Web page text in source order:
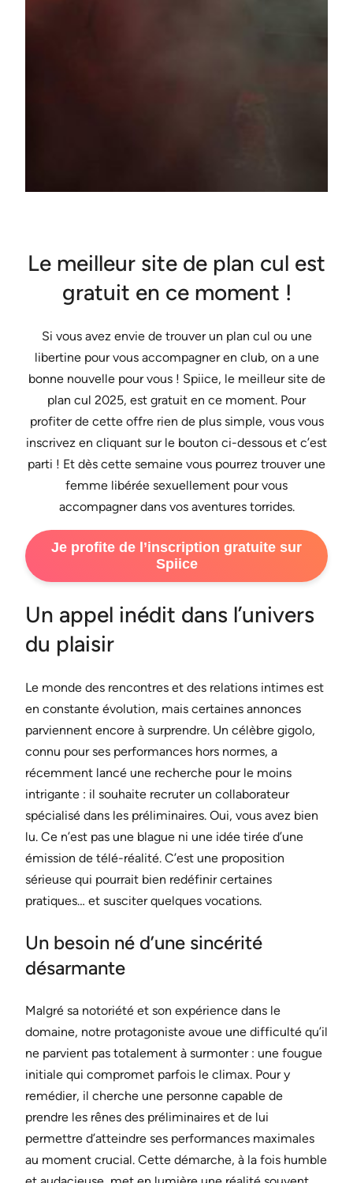
Le meilleur site de plan cul est
gratuit en ce moment !
Si vous avez envie de trouver un plan cul ou une
libertine pour vous accompagner en club, on a une
bonne nouvelle pour vous ! Spiice, le meilleur site de
plan cul 2025, est gratuit en ce moment. Pour
profiter de cette offre rien de plus simple, vous vous
inscrivez en cliquant sur le bouton ci-dessous et c’est
parti ! Et dès cette semaine vous pourrez trouver une
femme libérée sexuellement pour vous
accompagner dans vos aventures torrides.
Je profite de l’inscription gratuite sur
Spiice
Un appel inédit dans l’univers
du plaisir
Le monde des rencontres et des relations intimes est
en constante évolution, mais certaines annonces
parviennent encore à surprendre. Un célèbre gigolo,
connu pour ses performances hors normes, a
récemment lancé une recherche pour le moins
intrigante : il souhaite recruter un collaborateur
spécialisé dans les préliminaires. Oui, vous avez bien
lu. Ce n’est pas une blague ni une idée tirée d’une
émission de télé-réalité. C’est une proposition
sérieuse qui pourrait bien redéfinir certaines
pratiques… et susciter quelques vocations.
Un besoin né d’une sincérité
désarmante
Malgré sa notoriété et son expérience dans le
domaine, notre protagoniste avoue une difficulté qu’il
ne parvient pas totalement à surmonter : une fougue
initiale qui compromet parfois le climax. Pour y
remédier, il cherche une personne capable de
prendre les rênes des préliminaires et de lui
permettre d’atteindre ses performances maximales
au moment crucial. Cette démarche, à la fois humble